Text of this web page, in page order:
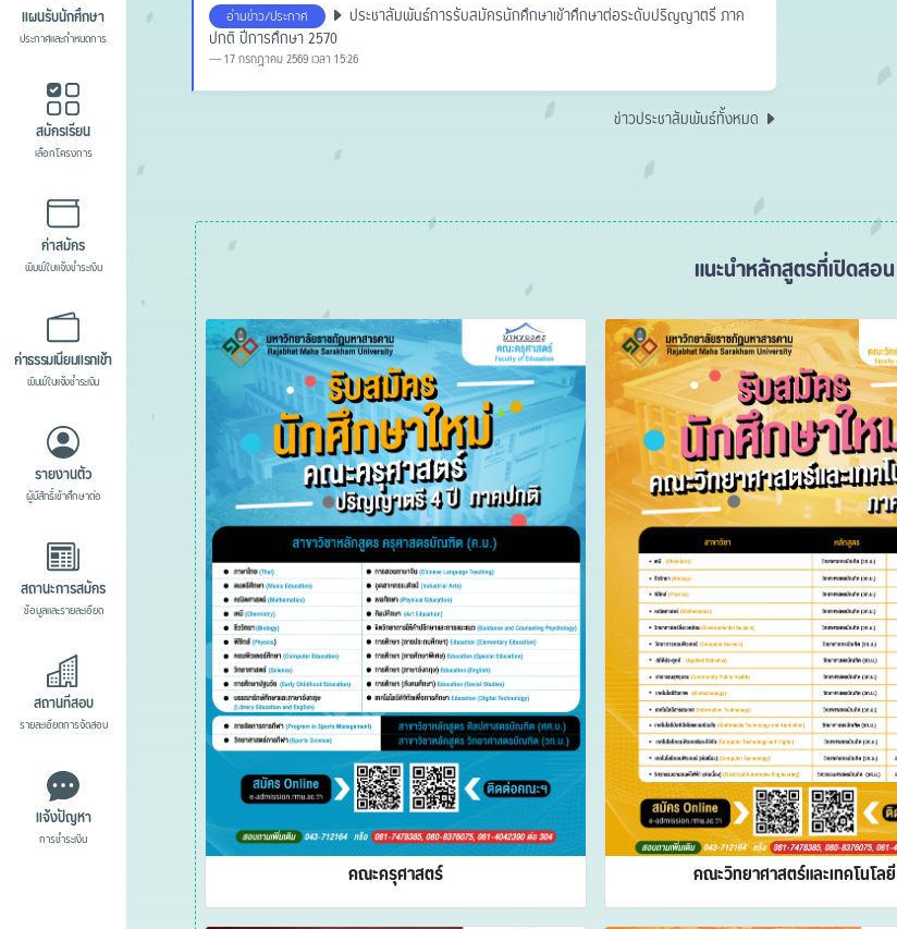
แผนรับนักศึกษา
ประกาศและกำหนดการ
สมัครเรียน
เลือกโครงการ
ค่าสมัคร
พิมพ์ใบแจ้งชำระเงิน
ค่าธรรมเนียมแรกเข้า
พิมพ์ใบแจ้งชำระเงิน
รายงานตัว
ผู้มีสิทธิ์เข้าศึกษาต่อ
สถานะการสมัคร
ข้อมูลและรายละเอียด
สถานที่สอบ
รายละเอียดการจัดสอบ
แจ้งปัญหา
การชำระเงิน
อ่านข่าว/ประกาศ ประชาสัมพันธ์การรับสมัครนักศึกษาเข้าศึกษาต่อระดับปริญญาตรี ภาค
ปกติ ปีการศึกษา 2570
17 กรกฎาคม 2569 เวลา 15:26
ข่าวประชาสัมพันธ์ทั้งหมด
แนะนำหลักสูตรที่เปิดสอน
คณะครุศาสตร์ คณะวิทยาศาสตร์และเทคโนโลยี